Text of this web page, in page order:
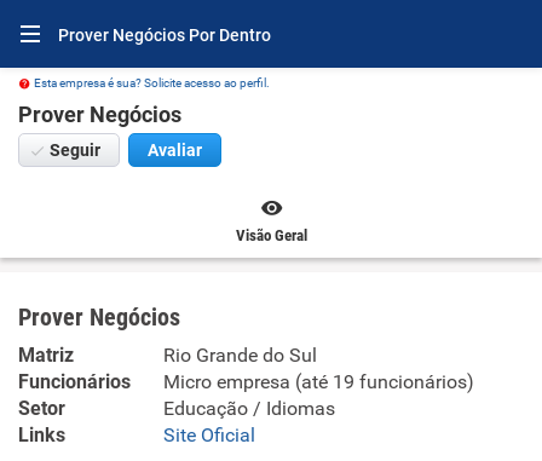
Prover Negócios Por Dentro
Esta empresa é sua? Solicite acesso ao perfil.
Prover Negócios
Seguir Avaliar
Visão Geral
Prover Negócios
Matriz
Rio Grande do Sul
Funcionários
Micro empresa (até 19 funcionários)
Setor
Educação / Idiomas
Links
Site Oficial